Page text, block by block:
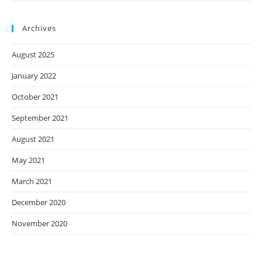
Archives
August 2025
January 2022
October 2021
September 2021
August 2021
May 2021
March 2021
December 2020
November 2020